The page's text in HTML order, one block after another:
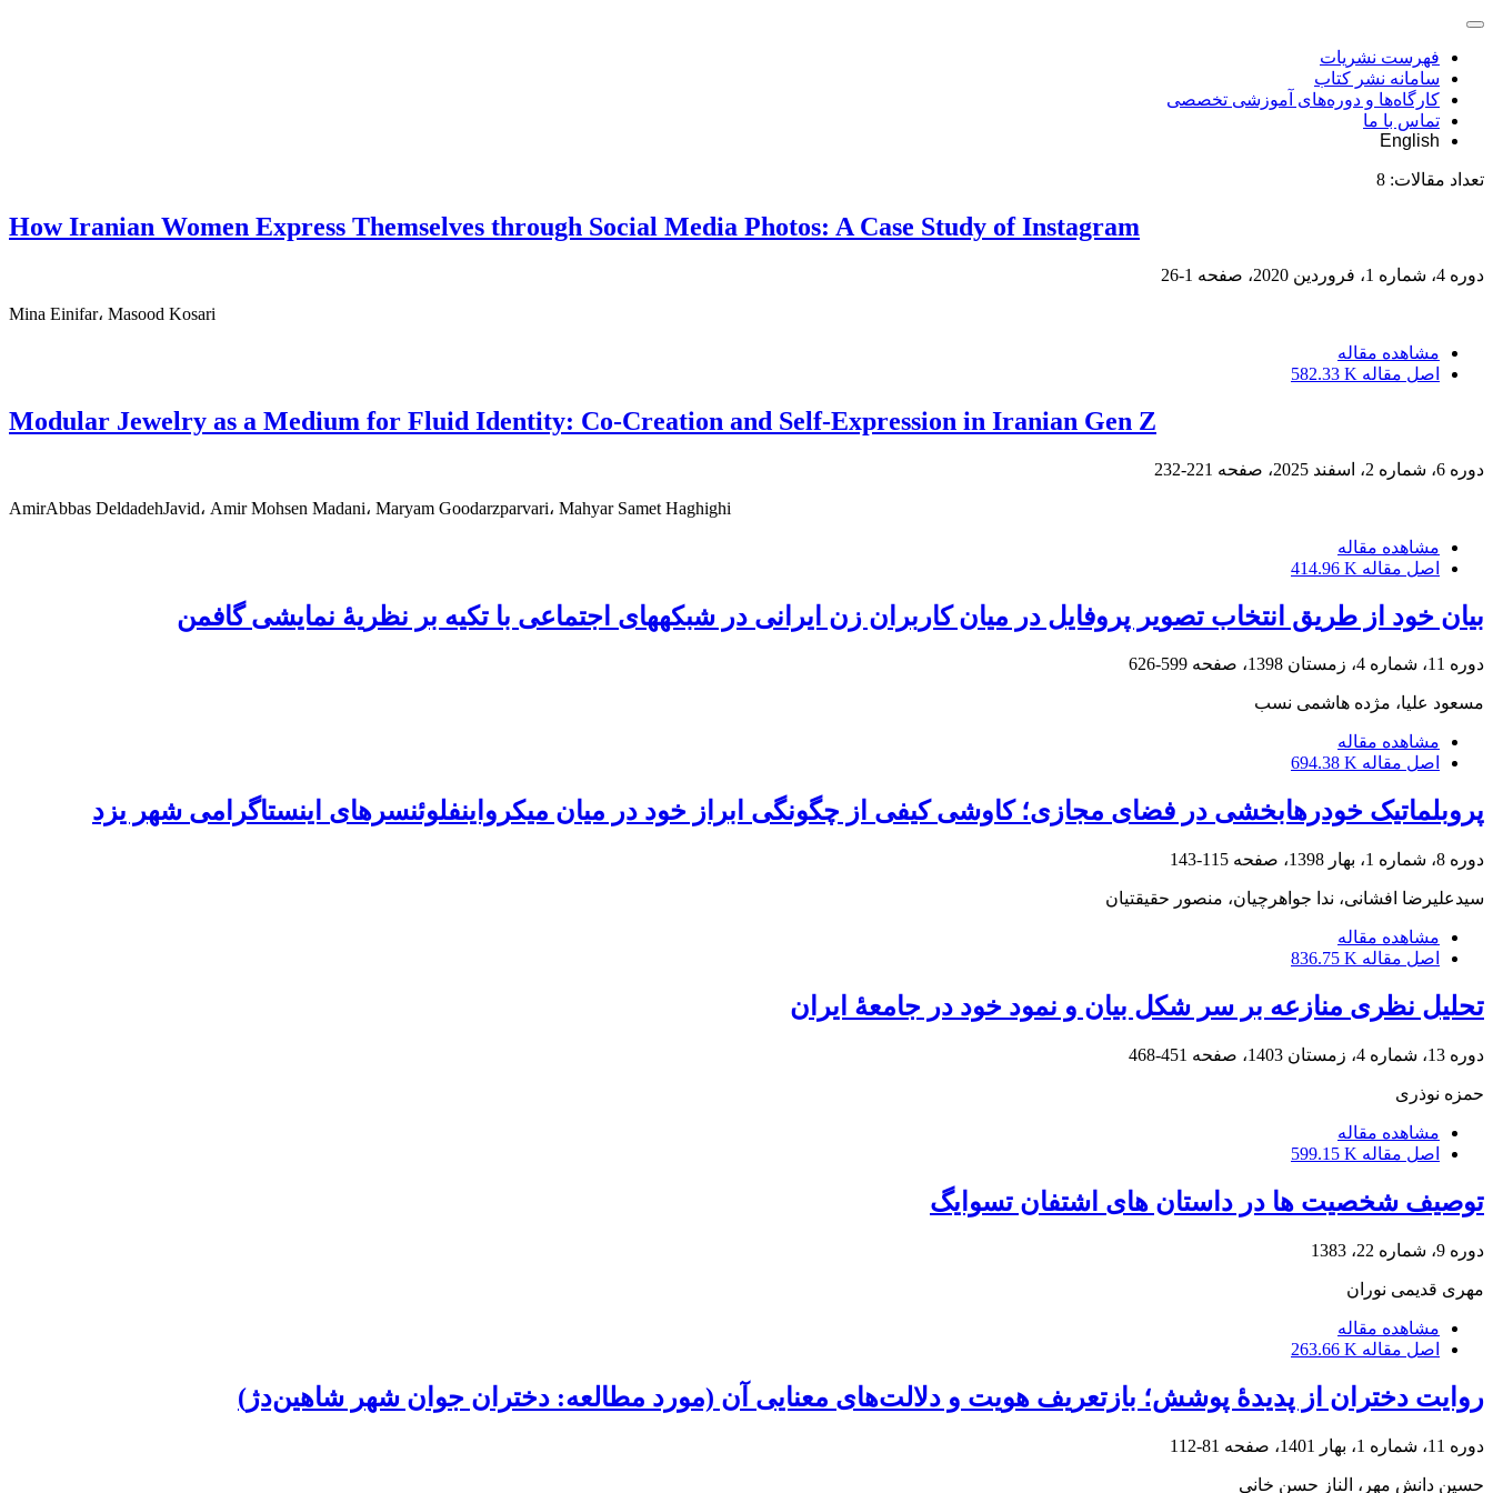
فهرست نشریات
سامانه نشر کتاب
کارگاه‌ها و دوره‌های آموزشی تخصصی
تماس با ما
English
تعداد مقالات: 8
How Iranian Women Express Themselves through Social Media Photos: A Case Study of Instagram
دوره 4، شماره 1، فروردین 2020، صفحه 1-26
Mina Einifar، Masood Kosari
مشاهده مقاله
اصل مقاله 582.33 K
Modular Jewelry as a Medium for Fluid Identity: Co-Creation and Self-Expression in Iranian Gen Z
دوره 6، شماره 2، اسفند 2025، صفحه 221-232
AmirAbbas DeldadehJavid، Amir Mohsen Madani، Maryam Goodarzparvari، Mahyar Samet Haghighi
مشاهده مقاله
اصل مقاله 414.96 K
بیان خود از طریق انتخاب تصویر پروفایل در میان کاربران زن ایرانی در شبکه‎های اجتماعی با تکیه بر نظریۀ نمایشی گافمن
دوره 11، شماره 4، زمستان 1398، صفحه 599-626
مسعود علیا، مژده هاشمی نسب
مشاهده مقاله
اصل مقاله 694.38 K
پروبلماتیک خودرهابخشی در فضای مجازی؛ کاوشی کیفی از چگونگی ابراز خود در میان میکرواینفلوئنسرهای اینستاگرامی شهر یزد
دوره 8، شماره 1، بهار 1398، صفحه 115-143
سیدعلیرضا افشانی، ندا جواهرچیان، منصور حقیقتیان
مشاهده مقاله
اصل مقاله 836.75 K
تحلیل نظری منازعه بر سر شکل بیان و نمود خود در جامعۀ ایران
دوره 13، شماره 4، زمستان 1403، صفحه 451-468
حمزه نوذری
مشاهده مقاله
اصل مقاله 599.15 K
توصیف شخصیت ها در داستان های اشتفان تسوایگ
دوره 9، شماره 22، 1383
مهرى قدیمى نوران
مشاهده مقاله
اصل مقاله 263.66 K
روایت دختران از پدیدۀ پوشش؛ بازتعریف هویت و دلالت‌های معنایی آن (مورد مطالعه: دختران جوان شهر شاهین‌دژ)
دوره 11، شماره 1، بهار 1401، صفحه 81-112
حسین دانش مهر، الناز حسن خانی